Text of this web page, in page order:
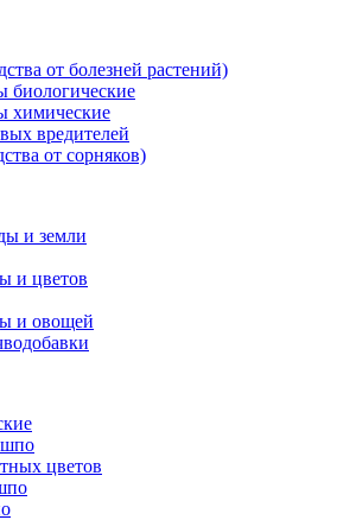
от болезней растений)
химические
вредителей
от сорняков)
и земли
и цветов
и овощей
цветов